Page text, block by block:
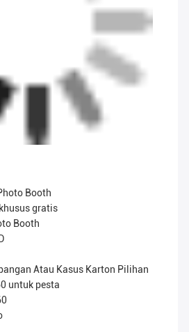
Booth
gratis
Booth
Atau Kasus Karton Pilihan
untuk pesta